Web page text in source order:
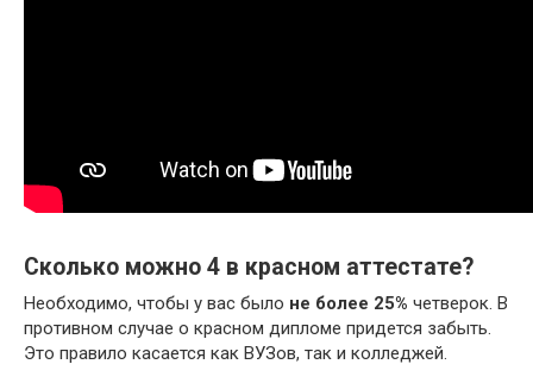
Сколько можно 4 в красном аттестате?
Необходимо, чтобы у вас было не более 25% четверок. В
противном случае о красном дипломе придется забыть.
Это правило касается как ВУЗов, так и колледжей.